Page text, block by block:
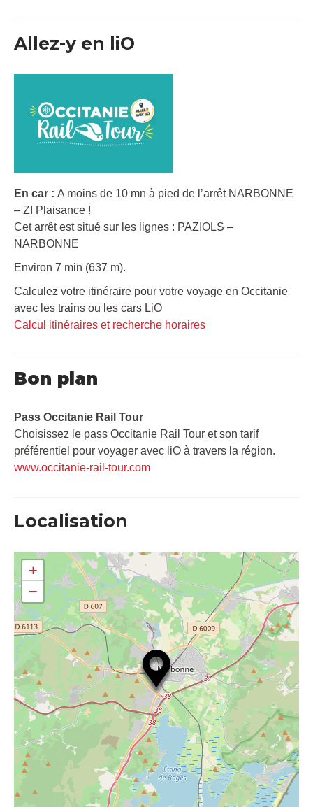
Allez-y en liO
En car : A moins de 10 mn à pied de l’arrêt NARBONNE
– ZI Plaisance !
Cet arrêt est situé sur les lignes : PAZIOLS –
NARBONNE
Environ 7 min (637 m).
Calculez votre itinéraire pour votre voyage en Occitanie
avec les trains ou les cars LiO
Calcul itinéraires et recherche horaires
Bon plan
Pass Occitanie Rail Tour​
Choisissez le pass Occitanie Rail Tour et son tarif
préférentiel pour voyager avec liO à travers la région.
www.occitanie-rail-tour.com
Localisation
+
−